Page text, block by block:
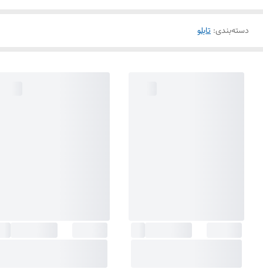
دسته‌بندی: تابلو